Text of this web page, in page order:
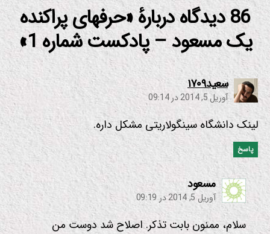
86 دیدگاه دربارهٔ «حرفهای پراکنده
یک مسعود – پادکست شماره 1»
سعید۱۷۰۹ :
آوریل 5, 2014 در 09:14
لینک دانشگاه سینگولاریتی مشکل داره.
پاسخ
مسعود:
آوریل 5, 2014 در 09:19
سلام، ممنون بابت تذکر. اصلاح شد دوست من